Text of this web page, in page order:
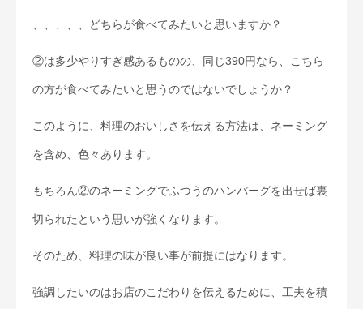
、、、、、どちらが食べてみたいと思いますか？
②は多少やりすぎ感あるものの、同じ390円なら、こちら
の方が食べてみたいと思うのではないでしょうか？
このように、料理のおいしさを伝える方法は、ネーミング
を含め、色々あります。
もちろん②のネーミングでふつうのハンバーグを出せば裏
切られたという思いが強くなります。
そのため、料理の味が良い事が前提にはなります。
強調したいのはお店のこだわりを伝えるために、工夫を積